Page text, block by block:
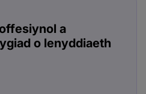
a
o lenyddiaeth